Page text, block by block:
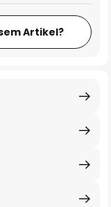
Artikel?